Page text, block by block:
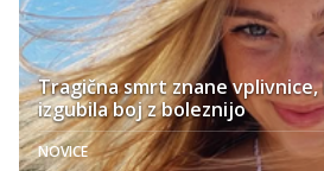
Tragična smrt znane
izgubila boj z boleznijo
NOVICE